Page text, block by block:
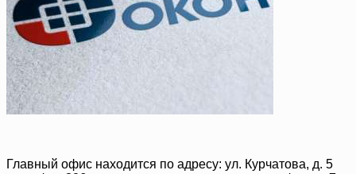
Главный офис находится по адресу: ул. Курчатова, д. 5